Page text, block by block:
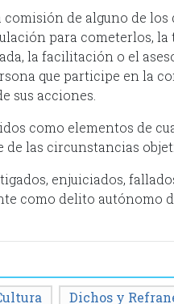
de alguno de los
para cometerlos, la
la facilitación o el
que participe en la
jurídicas de sus
como elementos de
las circunstancias
enjuiciados,
como delito autónomo
Dichos y